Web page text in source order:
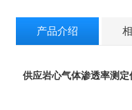
产品介绍
供应岩心气体渗透率测